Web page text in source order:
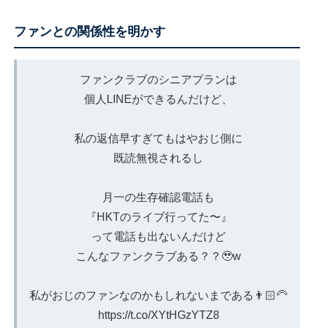
ファンとの関係性を明かす
ファンクラブのシニアプランは
個人LINEができるんだけど、
私の返信早すぎてもはやおじ側に
既読無視されるし
月一の生存確認電話も
『HKTのライブ行ってた〜』
って電話も出ないんだけど
こんなファンクラブある？？🥹w
私がおじのファンなのかもしれないまである👨🏻‍🦳
https://t.co/XYtHGzYTZ8